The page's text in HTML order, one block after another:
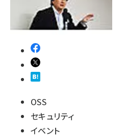
OSS
セキュリティ
イベント